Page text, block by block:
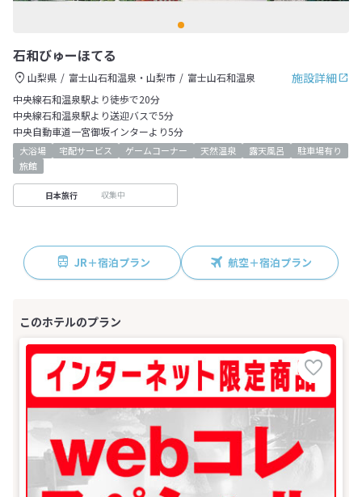
石和びゅーほてる
施設詳細
山梨県 富士山石和温泉・山梨市
富士山石和温泉
中央線石和温泉駅より徒歩で20分
中央線石和温泉駅より送迎バスで5分
中央自動車道一宮御坂インターより5分
大浴場 宅配サービス ゲームコーナー 天然温泉 露天風呂
駐車場有り
旅館
日本旅行 収集中
JR＋宿泊プラン 航空＋宿泊プラン